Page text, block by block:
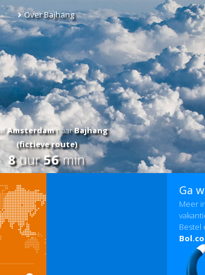
Over Bajhang
AmsterdamnaarBajhang
(fictieve route)
8uur56min
Ga
Meer
Bestel